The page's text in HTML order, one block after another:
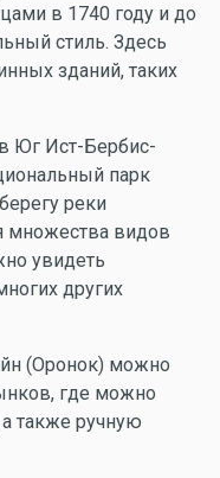
в 1740 году и до
стиль. Здесь
зданий, таких
Юг Ист-Бербис-
парк
реки
множества видов
увидеть
других
(Оронок) можно
где можно
также ручную